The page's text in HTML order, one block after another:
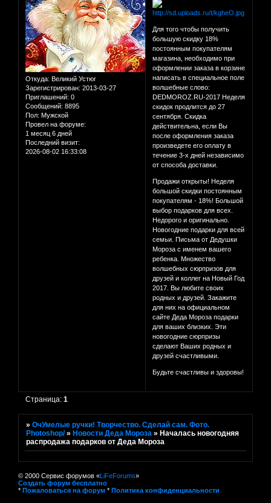
Откуда: Великий Устюг
Зарегистрирован: 2013-03-27
Приглашений: 0
Сообщений: 8895
Пол: Мужской
Провел на форуме:
1 месяц 6 дней
Последний визит:
2026-08-02 16:33:08
Для того чтобы получить
большую скидку 18%
постоянным покупателям
магазина, необходимо при
оформлении заказа в корзине
написать в специальное поле
волшебные слово:
DEDMOROZ.RU-2017 Неделя
скидок продлится до 27
сентября. Скидка
действительна, если Вы
после оформления заказа
произведете его оплату в
течение 3-х дней независимо
от способа доставки.
Продажи открыты! Неделя
большой скидки постоянным
покупателям - 18%! Большой
выбор подарков для всех.
Недорого и оригинально.
Новогодние подарки для всей
семьи. Письма от Дедушки
Мороза с именем вашего
ребенка. Множество
волшебных сюрпризов для
друзей и коллег на Новый Год
2017. Вы любите своих
родных и друзей. Закажите
для них на официальном
сайте Деда Мороза подарки
для ваших близких. Эти
новогодние сюрпризы
сделают Ваших родных и
друзей счастливыми.
Будьте счастливы и здоровы!
Страница:1
»ОчУмелые ручки! Творчество. Сделай сам. Фото.
Photoshop/ »Новости Деда Мороза »Началась новогодняя
распродажа подарков от Деда Мороза
© 2000 Сервис форумов «LiFeForums»
Создать форум бесплатно
* Пожаловаться на форум * Политика конфиденциальности